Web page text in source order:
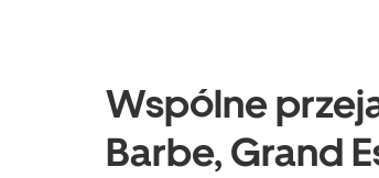
Wspólne
Barbe, Grand